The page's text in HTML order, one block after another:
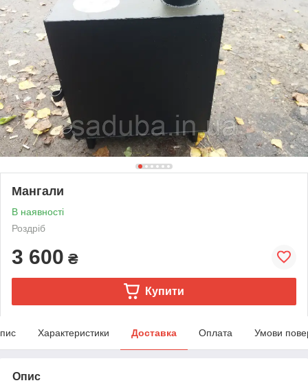
Мангали
В наявності
Роздріб
3 600 ₴
Купити
Характеристики Доставка Оплата Умови
Опис